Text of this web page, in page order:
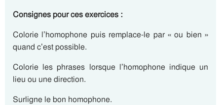
Consignes pour ces exercices :
Colorie l’homophone puis remplace-le par « ou bien »
quand c’est possible.
Colorie les phrases lorsque l’homophone indique un
lieu ou une direction.
Surligne le bon homophone.